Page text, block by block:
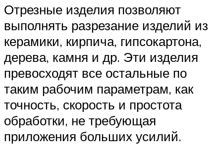
Отрезные изделия позволяют
выполнять разрезание изделий из
керамики, кирпича, гипсокартона,
дерева, камня и др. Эти изделия
превосходят все остальные по
таким рабочим параметрам, как
точность, скорость и простота
обработки, не требующая
приложения больших усилий.